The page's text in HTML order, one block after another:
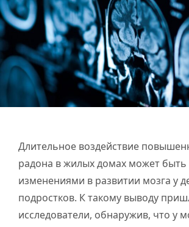
Длительное воздействие
радона в жилых домах может быть
изменениями в развитии мозга у
подростков. К такому выводу
исследователи, обнаружив, что у